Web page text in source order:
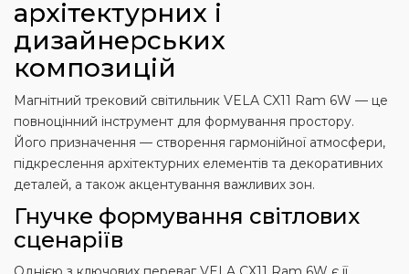
архітектурних і
дизайнерських
композицій
Магнітний трековий світильник VELA CX11 Ram 6W — це
повноцінний інструмент для формування простору.
Його призначення — створення гармонійної атмосфери,
підкреслення архітектурних елементів та декоративних
деталей, а також акцентування важливих зон.
Гнучке формування світлових
сценаріїв